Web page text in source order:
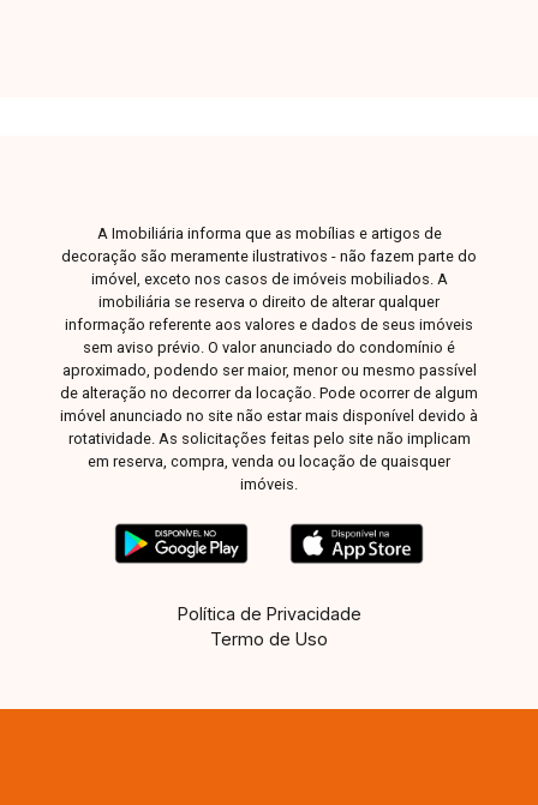
principais vias da cidade e próximo a
supermercados, escolas, farmácias, comércios
e diversos serviços, proporcionando praticidade
e excelente potencial para construção. O imóvel
possui 250,00 m² de área total, com dimensões
de 10 metros de frente por 25 metros de
profundidade. O lote oferece excelente
aproveitamento para projetos residenciais,
sendo ideal para a construção da casa própria
grande potencial de valorização. Esta é uma
excelente oportunidade para adquirir um terreno
Agende uma visita e venha conhecer todos os
detalhes deste imóvel.
A Imobiliária informa que as mobílias e artigos de
decoração são meramente ilustrativos - não fazem parte do
imóvel, exceto nos casos de imóveis mobiliados. A
imobiliária se reserva o direito de alterar qualquer
informação referente aos valores e dados de seus imóveis
sem aviso prévio. O valor anunciado do condomínio é
aproximado, podendo ser maior, menor ou mesmo passível
de alteração no decorrer da locação. Pode ocorrer de algum
imóvel anunciado no site não estar mais disponível devido à
rotatividade. As solicitações feitas pelo site não implicam
em reserva, compra, venda ou locação de quaisquer
imóveis.
Política de Privacidade
Termo de Uso